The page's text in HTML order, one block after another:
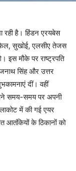
रही है। हिंडन एरयबेस
सुखोई, एलसीए तेजस
इस मौके पर राष्ट्रपति
सिंह और उत्तर
दीं। वहीं
समय-समय पर अपनी
में की गई एयर
आतंकियों के ठिकानों को